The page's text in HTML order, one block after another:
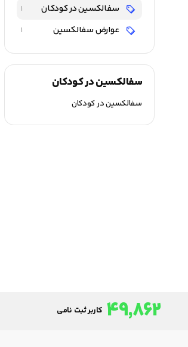
سفالکسین در کودکان 1
عوارض سفالکسین 1
سفالکسین در کودکان
سفالکسین در کودکان
49,862 کاربر ثبت نامی